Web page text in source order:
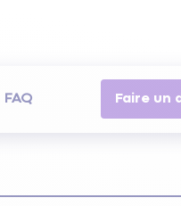
FAQ Faire un